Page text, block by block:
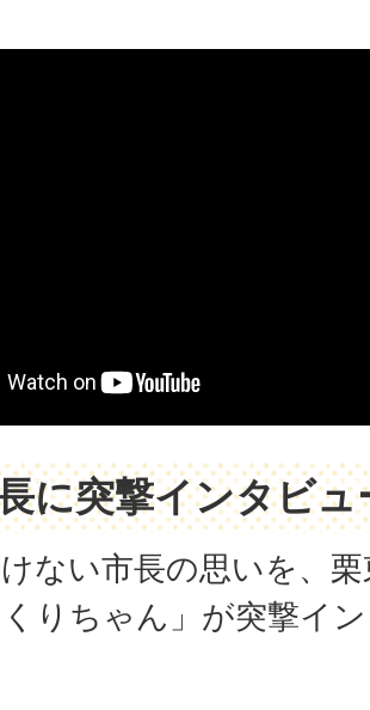
に突撃インタビュ
ない市長の思いを、
りちゃん」が突撃イ